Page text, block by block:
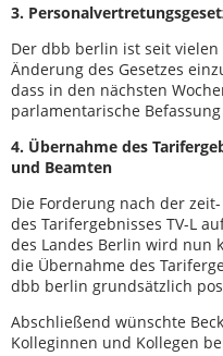
3.
Der dbb berlin ist seit
Änderung des Gesetzes
dass in den nächsten
parlamentarische
4. Übernahme des
und Beamten
Die Forderung nach der
des Tarifergebnisses TV-L
des Landes Berlin wird nun
die Übernahme des
dbb berlin grundsätzlich
Abschließend wünschte
Kolleginnen und Kollegen